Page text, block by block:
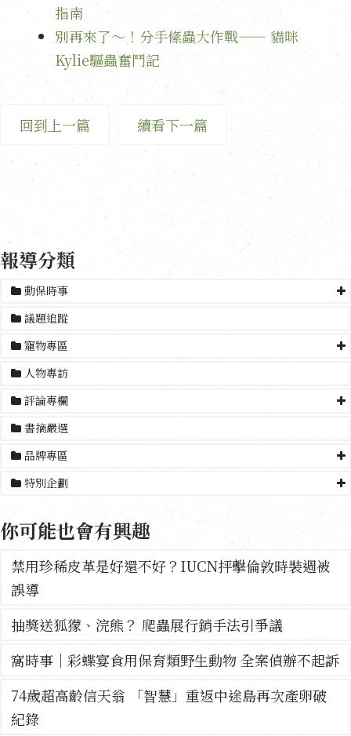
指南
別再來了～！分手絛蟲大作戰—— 貓咪
Kylie驅蟲奮鬥記
回到上一篇 續看下一篇
報導分類
動保時事
議題追蹤
寵物專區
人物專訪
評論專欄
書摘嚴選
品牌專區
特別企劃
你可能也會有興趣
禁用珍稀皮革是好還不好？IUCN抨擊倫敦時裝週被
誤導
抽獎送狐獴、浣熊？ 爬蟲展行銷手法引爭議
窩時事｜彩蝶宴食用保育類野生動物 全案偵辦不起訴
74歲超高齡信天翁 「智慧」重返中途島再次產卵破
紀錄